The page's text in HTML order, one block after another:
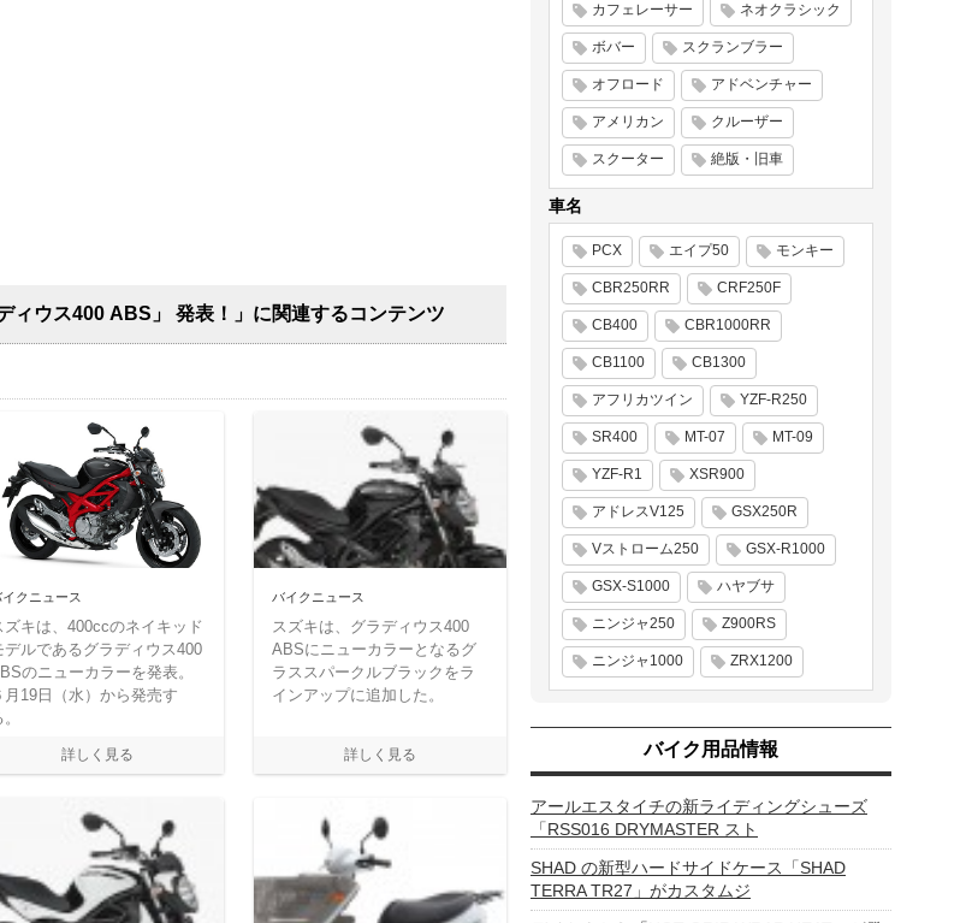
ィウス400 ABS」 発表！」に関連するコンテンツ
イクニュース
ズキは、400ccのネイキッド
デルであるグラディウス400
のニューカラーを発表。
月19日（水）から発売す
バイクニュース
スズキは、グラディウス400
ABSにニューカラーとなるグ
ラススパークルブラックをラ
インアップに追加した。
カフェレーサー ネオクラシック
ボバー スクランブラー
オフロード アドベンチャー
アメリカン クルーザー
スクーター 絶版・旧車
車名
PCX エイプ50 モンキー
CBR250RR CRF250F
CB400 CBR1000RR
CB1100 CB1300
アフリカツイン YZF-R250
SR400 MT-07 MT-09
YZF-R1 XSR900
アドレスV125 GSX250R
Vストローム250 GSX-R1000
GSX-S1000 ハヤブサ
ニンジャ250 Z900RS
ニンジャ1000 ZRX1200
バイク用品情報
アールエスタイチの新ライディングシューズ
「RSS016 DRYMASTER スト
SHAD の新型ハードサイドケース「SHAD
TERRA TR27」がカスタムジ